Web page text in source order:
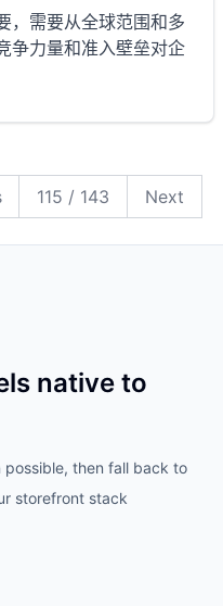
，需要从全球范围和多
争力量和准入壁垒对企
115 / 143 Next19
20
21
22
23
24
25
26
27
28
29
30
31
32
33
34
35
36
37
38
39
40
41
42
43
44
45
46
47
48
49
50
51
52
53
54
55
56
57
58
59
60
6162
63
64
65
66
67
68
69
70
88
89
90
91
92
93
94
95
96
97
98
99
100
101
102
103
104
105
106
107
108
109
110
111
112
113
114
115
116
117
118
119
120
121
122
123
124
125
126
127
128
129
130
131
132
133
134
135
136
137
138
139
140
141
142
143
native to
then fall back to
storefront stack